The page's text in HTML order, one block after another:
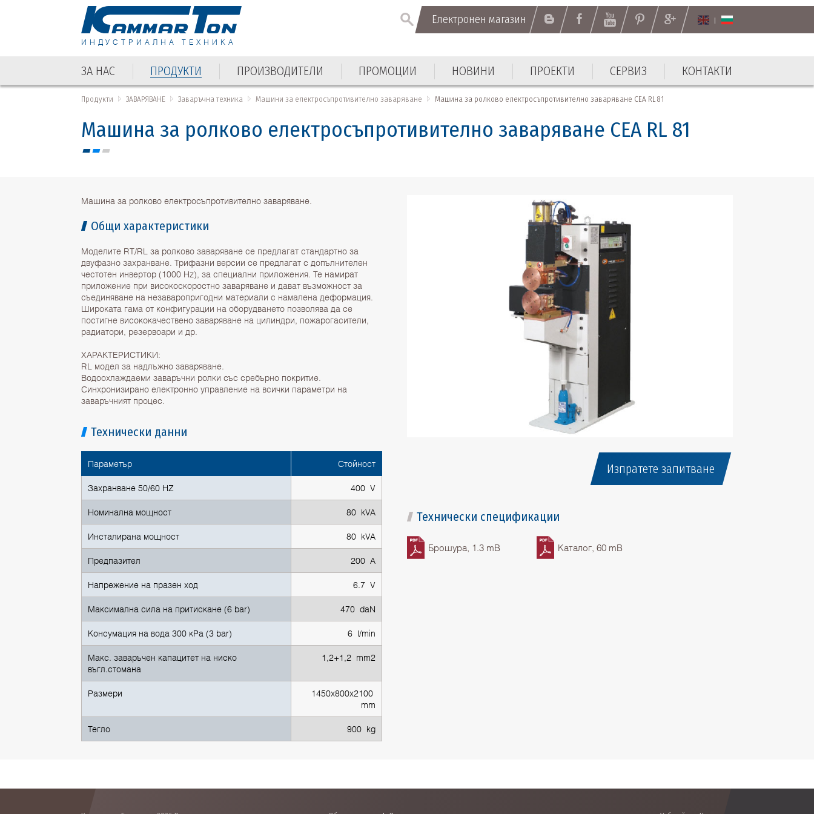
ИНДУСТРИАЛНА ТЕХНИКА
Електронен магазин
ЗА НАС ПРОДУКТИ ПРОИЗВОДИТЕЛИ ПРОМОЦИИ НОВИНИ ПРОЕКТИ СЕРВИЗ КОНТАКТИ
Продукти ЗАВАРЯВАНЕ Заваръчна техника Машини за електросъпротивително заваряване Машина за ролково електросъпротивително заваряване CEA RL 81
Машина за ролково електросъпротивително заваряване CEA RL 81
Машина за ролково електросъпротивително заваряване.
Общи характеристики
Моделите RT/RL за ролково заваряване се предлагат стандартно за
двуфазно захранване. Трифазни версии се предлагат с допълнителен
честотен инвертор (1000 Hz), за специални приложения. Те намират
приложение при високоскоростно заваряване и дават възможност за
съединяване на незаваропригодни материали с намалена деформация.
Широката гама от конфигурации на оборудването позволява да се
постигне висококачествено заваряване на цилиндри, пожарогасители,
радиатори, резервоари и др.
ХАРАКТЕРИСТИКИ:
RL модел за надлъжно заваряване.
Водоохлаждаеми заваръчни ролки със сребърно покритие.
Синхронизирано електронно управление на всички параметри на
заваръчният процес.
Технически данни
Параметър Стойност
Захранване 50/60 HZ 400 V
Номинална мощност 80 kVA
Инсталирана мощност 80 kVA
Предпазител 200 A
Напрежение на празен ход 6.7 V
Максимална сила на притискане (6 bar) 470 daN
Консумация на вода 300 кPa (3 bar) 6 l/min
Макс. заваръчен капацитет на ниско
въгл.стомана
1,2+1,2 mm2
Размери
1450х800х2100
mm
Тегло 900 kg
Изпратете запитване
Технически спецификации
Брошура, 1.3 mB Каталог, 60 mB